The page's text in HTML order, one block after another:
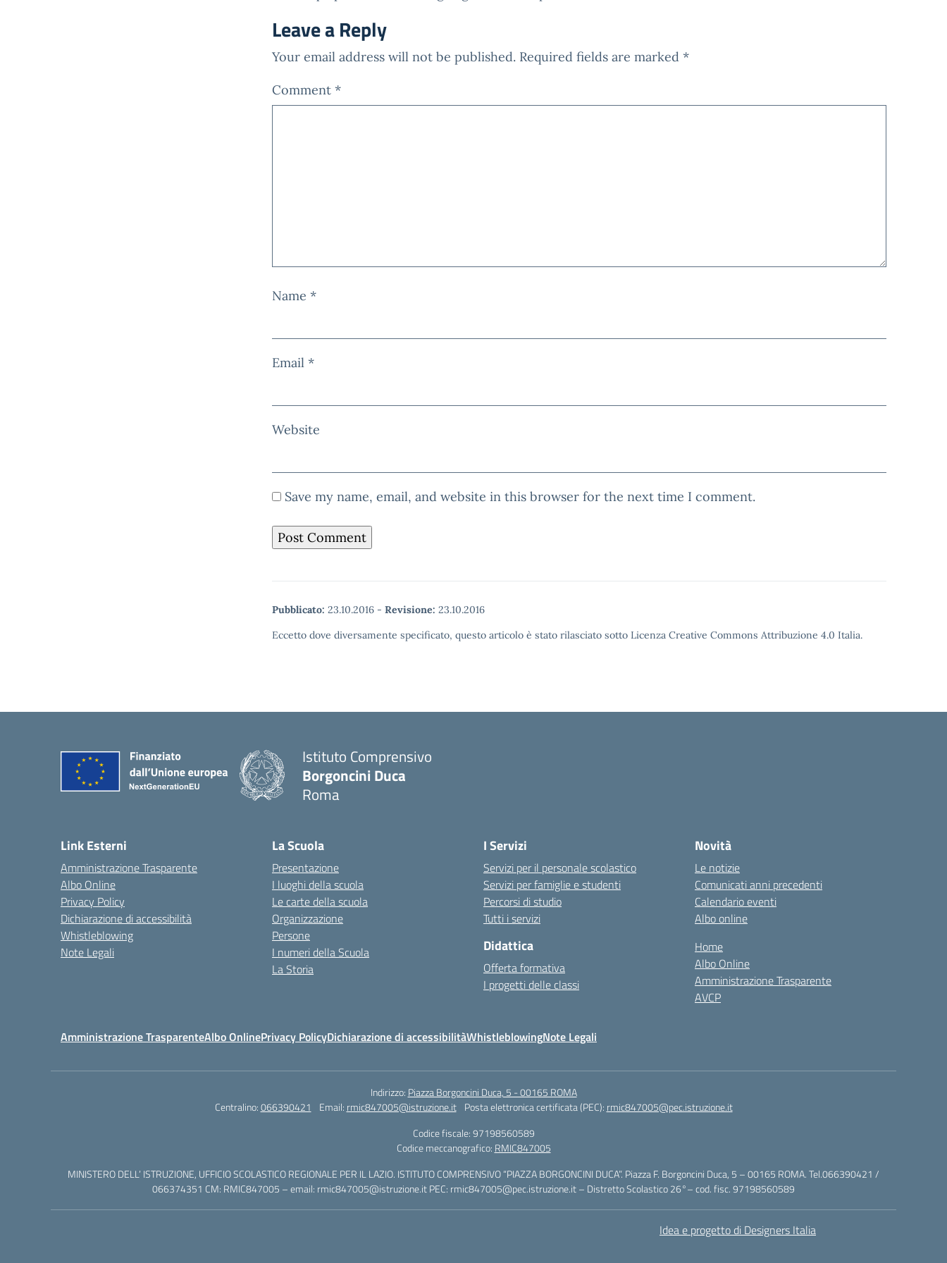
Leave a Reply
Your email address will not be published. Required fields are marked *
Comment *
Name *
Email *
Website
Save my name, email, and website in this browser for the next time I comment.
Pubblicato: 23.10.2016 - Revisione: 23.10.2016
Eccetto dove diversamente specificato, questo articolo è stato rilasciato sotto Licenza Creative Commons Attribuzione 4.0 Italia.
Istituto Comprensivo
Borgoncini Duca
Roma
Link Esterni
Amministrazione Trasparente
Albo Online
Privacy Policy
Dichiarazione di accessibilità
Whistleblowing
Note Legali
La Scuola
Presentazione
I luoghi della scuola
Le carte della scuola
Organizzazione
Persone
I numeri della Scuola
La Storia
I Servizi
Servizi per il personale scolastico
Servizi per famiglie e studenti
Percorsi di studio
Tutti i servizi
Didattica
Offerta formativa
I progetti delle classi
Novità
Le notizie
Comunicati anni precedenti
Calendario eventi
Albo online
Home
Albo Online
Amministrazione Trasparente
AVCP
Amministrazione TrasparenteAlbo OnlinePrivacy PolicyDichiarazione di accessibilitàWhistleblowingNote Legali
Indirizzo: Piazza Borgoncini Duca, 5 - 00165 ROMA
Centralino:066390421 Email: rmic847005@istruzione.it Posta elettronica certificata (PEC): rmic847005@pec.istruzione.it
Codice fiscale: 97198560589
Codice meccanografico: RMIC847005
MINISTERO DELL’ ISTRUZIONE, UFFICIO SCOLASTICO REGIONALE PER IL LAZIO. ISTITUTO COMPRENSIVO “PIAZZA BORGONCINI DUCA”. Piazza F. Borgoncini Duca, 5 – 00165 ROMA. Tel.066390421 /
066374351 CM: RMIC847005 – email: rmic847005@istruzione.it PEC: rmic847005@pec.istruzione.it – Distretto Scolastico 26°– cod. fisc. 97198560589
Idea e progetto di Designers Italia